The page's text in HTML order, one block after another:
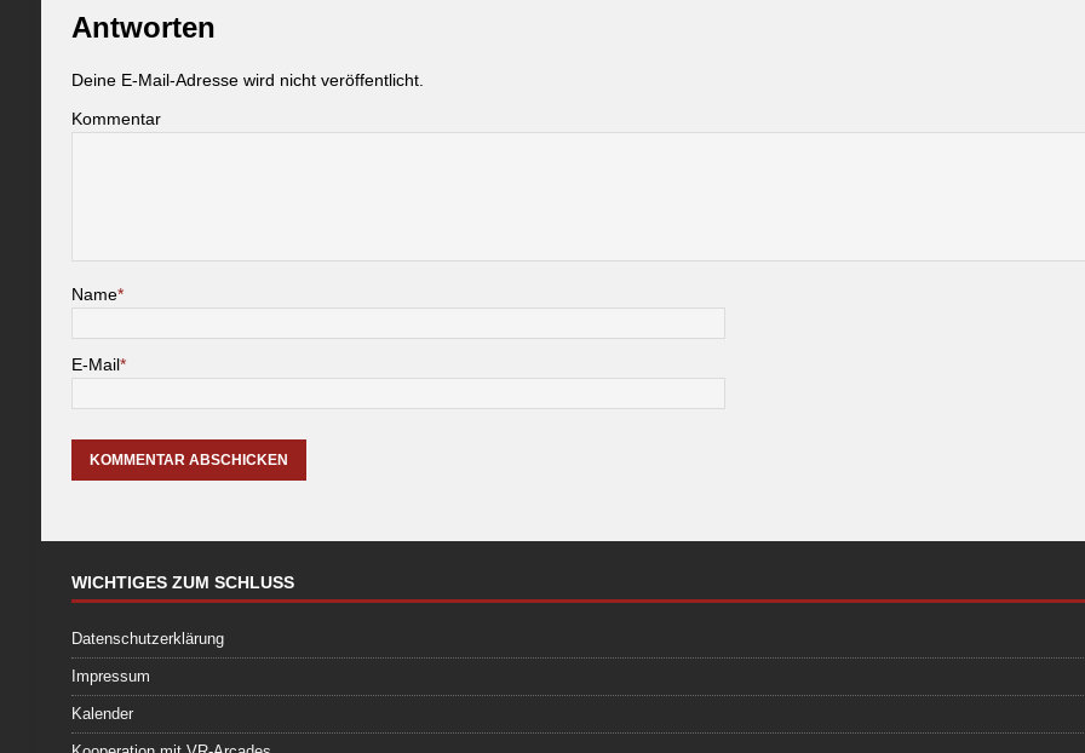
Antworten
Deine E-Mail-Adresse wird nicht veröffentlicht.
Kommentar
Name*
E-Mail*
WICHTIGES ZUM SCHLUSS
Datenschutzerklärung
Impressum
Kalender